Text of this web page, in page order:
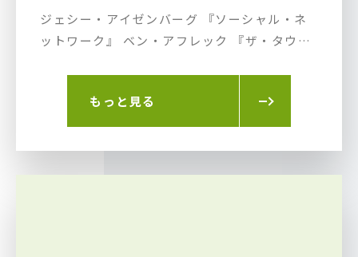
ジェシー・アイゼンバーグ 『ソーシャル・ネ
ットワーク』 ベン・アフレック 『ザ・タウ
バート・ダウニーJr&ザック・ガリフィアナキ
ス 『デュー・デート』 ヘレン・ミレン
『RED/レッド』 大森南朋 『犬とあなたの物語
もっと見る